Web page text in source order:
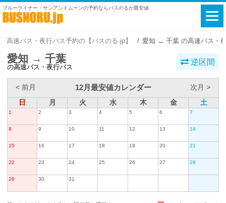
ブルーライナー・サンアンドムーンの予約ならバスのるが最安値
高速バス・夜行バス予約の【バスのる.jp】 愛知 → 千葉 の高速バス・
愛知 → 千葉
の高速バス・夜行バス
逆区間
< 前月 12月最安値カレンダー
次月 >
日
月 火 水 木 金 土
1 2 3 4 5 6 7
8 9 10 11 12 13 14
15 16 17 18 19 20 21
22 23 24 25 26 27 28
29 30 31